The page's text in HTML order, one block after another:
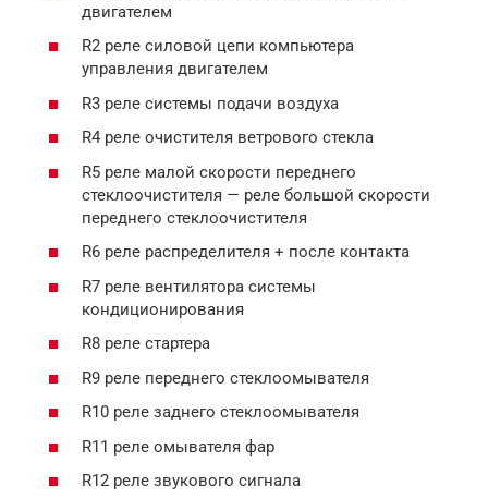
двигателем
R2 реле силовой цепи компьютера
управления двигателем
R3 реле системы подачи воздуха
R4 реле очистителя ветрового стекла
R5 реле малой скорости переднего
стеклоочистителя — реле большой скорости
переднего стеклоочистителя
R6 реле распределителя + после контакта
R7 реле вентилятора системы
кондиционирования
R8 реле стартера
R9 реле переднего стеклоомывателя
R10 реле заднего стеклоомывателя
R11 реле омывателя фар
R12 реле звукового сигнала